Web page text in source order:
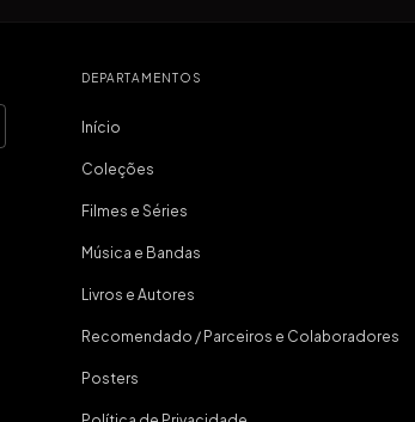
DEPARTAMENTOS
Início
Coleções
Filmes e Séries
Música e Bandas
Livros e Autores
Recomendado / Parceiros e Colaboradores
Posters